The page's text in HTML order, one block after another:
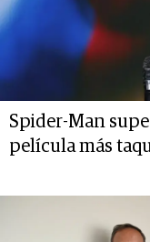
Spider-Man
película más